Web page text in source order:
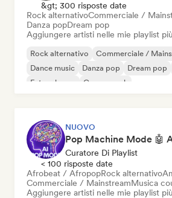
&gt; 300 risposte date
Rock alternativoCommerciale /
Danza popDream pop
Aggiungere artisti nelle mie playlist
Rock alternativo
Commerciale /
Dance music
Danza pop Dream pop
Future house
Garage rock
NUOVO
Curatore Di Playlist
< 100 risposte date
Afrobeat / AfropopRock alternativo
Commerciale / MainstreamMusica
Aggiungere artisti nelle mie playlist